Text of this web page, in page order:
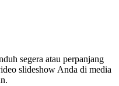
segera atau perpanjang
slideshow Anda di media